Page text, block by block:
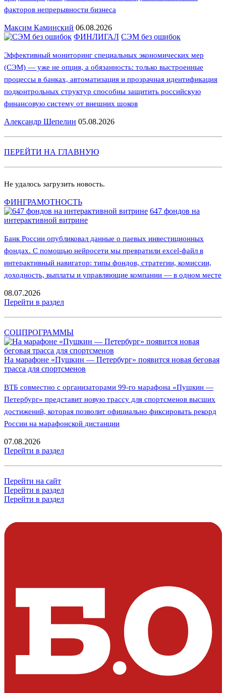
факторов непрерывности бизнеса
Максим Каминский 06.08.2026
ФИНЛИГАЛ СЭМ без ошибок
Эффективный мониторинг специальных экономических мер
(СЭМ) — уже не опция, а обязанность: только выстроенные
процессы в банках, автоматизация и прозрачная идентификация
подконтрольных структур способны защитить российскую
финансовую систему от внешних шоков
Александр Шепелин 05.08.2026
ПЕРЕЙТИ НА ГЛАВНУЮ
Не удалось загрузить новость.
ФИНГРАМОТНОСТЬ
647 фондов на
интерактивной витрине
Банк России опубликовал данные о паевых инвестиционных
фондах. С помощью нейросети мы превратили excel-файл в
интерактивный навигатор: типы фондов, стратегии, комиссии,
доходность, выплаты и управляющие компании — в одном месте
08.07.2026
Перейти в раздел
СОЦПРОГРАММЫ
На марафоне «Пушкин — Петербург» появится новая беговая
трасса для спортсменов
ВТБ совместно с организаторами 99-го марафона «Пушкин —
Петербург» представит новую трассу для спортсменов высших
достижений, которая позволит официально фиксировать рекорд
России на марафонской дистанции
07.08.2026
Перейти в раздел
Перейти на сайт
Перейти в раздел
Перейти в раздел